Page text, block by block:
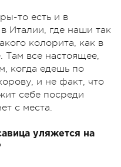
то есть и в
Италии, где наши так
колорита, как в
Там все настоящее,
когда едешь по
и не факт, что
себе посреди
с места.
уляжется на